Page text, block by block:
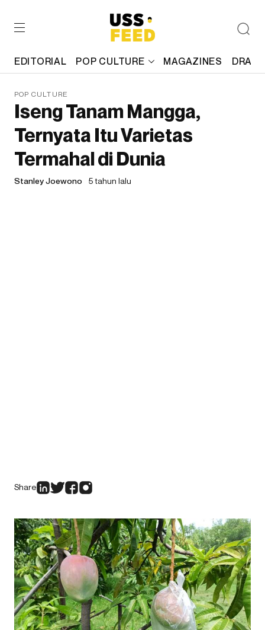
EDITORIAL POP CULTURE MAGAZINES
POP CULTURE
Iseng Tanam Mangga,
Ternyata Itu Varietas
Termahal di Dunia
Stanley Joewono 5 tahun lalu
Share